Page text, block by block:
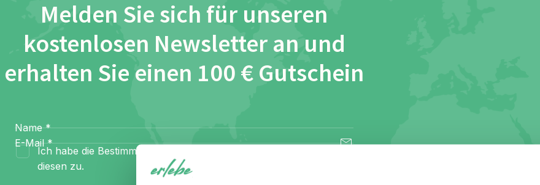
Melden Sie sich für unseren
kostenlosen Newsletter an und
erhalten Sie einen 100 € Gutschein
Name *
E-Mail *
Ich habe die Bestimmungen zum
diesen zu.